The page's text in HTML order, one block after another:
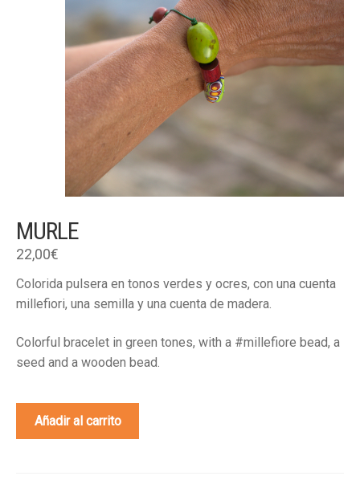
MURLE
22,00€
Colorida pulsera en tonos verdes y ocres, con una cuenta
millefiori, una semilla y una cuenta de madera.
Colorful bracelet in green tones, with a #millefiore bead, a
seed and a wooden bead.
Murle
Añadir al carrito